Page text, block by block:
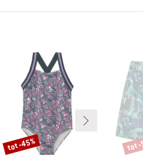
Korting
tot -45% tot